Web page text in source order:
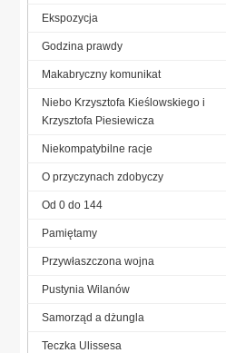
Ekspozycja
Godzina prawdy
Makabryczny komunikat
Niebo Krzysztofa Kieślowskiego i
Krzysztofa Piesiewicza
Niekompatybilne racje
O przyczynach zdobyczy
Od 0 do 144
Pamiętamy
Przywłaszczona wojna
Pustynia Wilanów
Samorząd a dżungla
Teczka Ulissesa